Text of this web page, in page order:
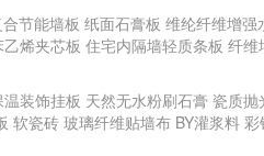
仪 土壤击实仪 砼试件标养箱 电子天平
其他试验仪器
节能墙板 纸面石膏板 维纶纤维增强
烯夹芯板 住宅内隔墙轻质条板 纤维
装饰挂板 天然无水粉刷石膏 瓷质抛
软瓷砖 玻璃纤维贴墙布 BY灌浆料 彩